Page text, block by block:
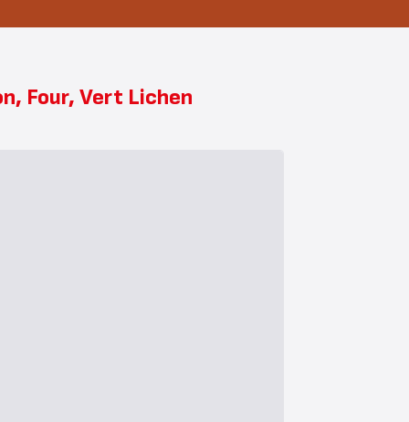
Four, Vert Lichen